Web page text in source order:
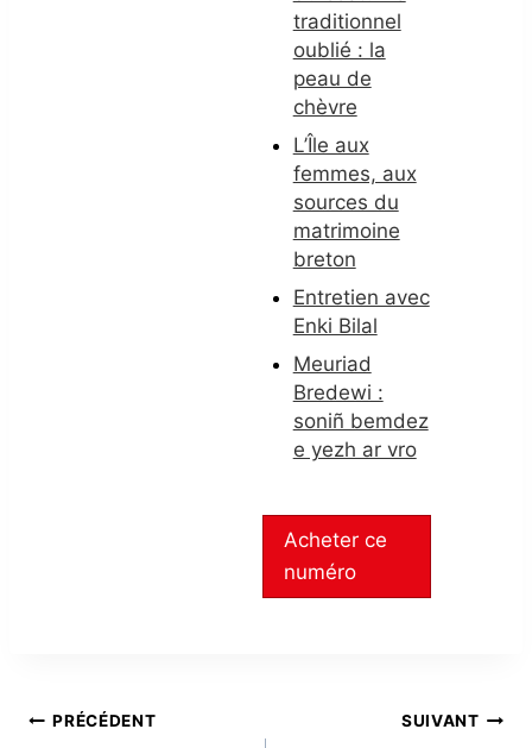
traditionnel
oublié : la
peau de
chèvre
L’Île aux
femmes, aux
sources du
matrimoine
breton
Entretien avec
Enki Bilal
Meuriad
Bredewi :
soniñ bemdez
e yezh ar vro
Acheter ce
numéro
NAVIGATION
PRÉCÉDENT SUIVANT